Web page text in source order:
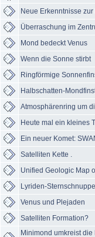
Neue Erkenntnisse
Überraschung im
Mond bedeckt Venus
Wenn die Sonne stirbt
Ringförmige
Halbschatten-
Atmosphärenring um
Heute mal ein kleines
Ein neuer Komet:
Satelliten Kette .
Unified Geologic Map
Lyriden-
Venus und Plejaden
Satelliten Formation?
Minimond umkreist die